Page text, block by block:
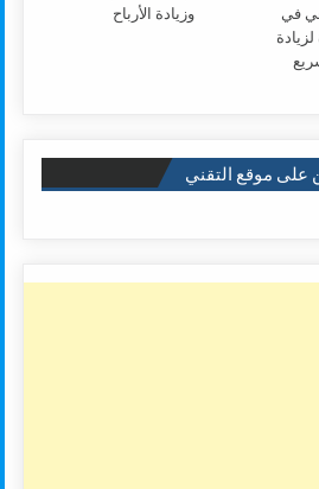
في
لزيادة
وزيادة الأرباح
على موقع التقني